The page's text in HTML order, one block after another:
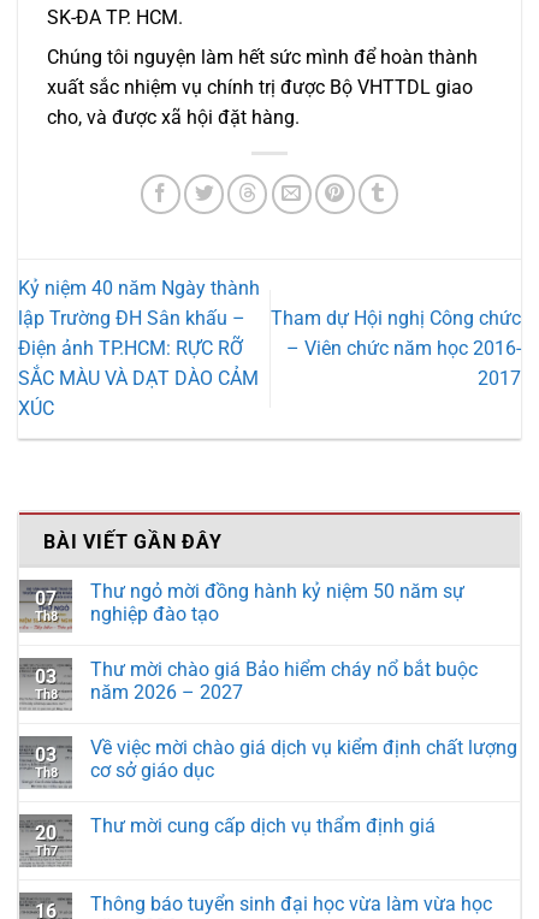
SK-ĐA TP. HCM.
Chúng tôi nguyện làm hết sức mình để hoàn thành
xuất sắc nhiệm vụ chính trị được Bộ VHTTDL giao
cho, và được xã hội đặt hàng.
Kỷ niệm 40 năm Ngày thành
lập Trường ĐH Sân khấu –
Điện ảnh TP.HCM: RỰC RỠ
SẮC MÀU VÀ DẠT DÀO CẢM
XÚC
Tham dự Hội nghị Công chức
– Viên chức năm học 2016-
2017
BÀI VIẾT GẦN ĐÂY
07
Th8
Thư ngỏ mời đồng hành kỷ niệm 50 năm sự
nghiệp đào tạo
03
Th8
Thư mời chào giá Bảo hiểm cháy nổ bắt buộc
năm 2026 – 2027
03
Th8
Về việc mời chào giá dịch vụ kiểm định chất lượng
cơ sở giáo dục
20
Th7
Thư mời cung cấp dịch vụ thẩm định giá
16
Thông báo tuyển sinh đại học vừa làm vừa học